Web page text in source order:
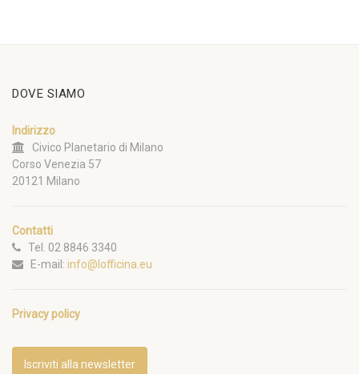
DOVE SIAMO
Indirizzo
Civico Planetario di Milano
Corso Venezia 57
20121 Milano
Contatti
Tel. 02 8846 3340
E-mail: info@lofficina.eu
Privacy policy
Iscriviti alla newsletter